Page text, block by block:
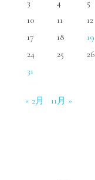
3
4 5
10
11 12
17
18 19
24
25 26
31
« 2月 11月 »